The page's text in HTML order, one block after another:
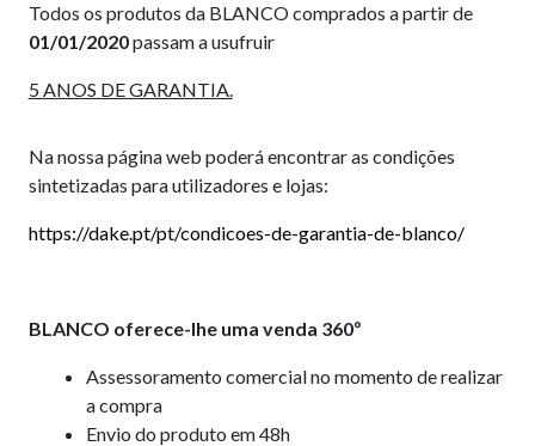
Todos os produtos da BLANCO comprados a partir de
01/01/2020passam a usufruir
5 ANOS DE GARANTIA.
Na nossa página web poderá encontrar as condições
sintetizadas para utilizadores e lojas:
https://dake.pt/pt/condicoes-de-garantia-de-blanco/
BLANCO oferece-lhe uma venda 360º
Assessoramento comercial no momento de realizar
a compra
Envio do produto em 48h